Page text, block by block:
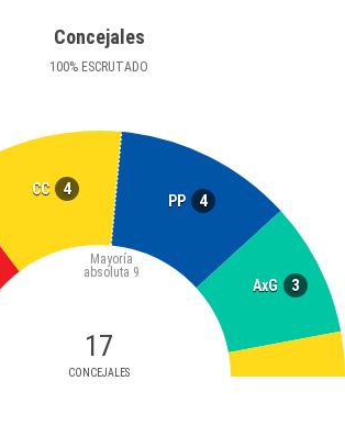
Concejales
100% ESCRUTADO
CC 4
PP 4
AxG 3
17
CONCEJALES
Mayoría
absoluta 9